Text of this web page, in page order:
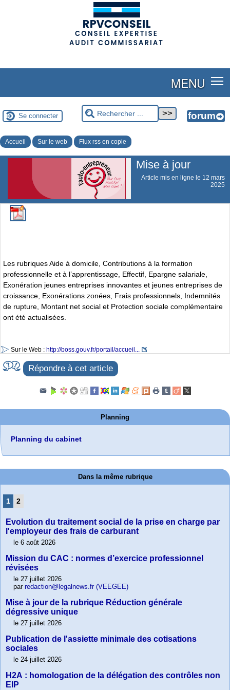
MENU
Se connecter
Accueil Sur le web Flux rss en copie
Mise à jour
Article mis en ligne le 12 mars
2025
Les rubriques Aide à domicile, Contributions à la formation
professionnelle et à l’apprentissage, Effectif, Epargne salariale,
Exonération jeunes entreprises innovantes et jeunes entreprises de
croissance, Exonérations zonées, Frais professionnels, Indemnités
de rupture, Montant net social et Protection sociale complémentaire
ont été actualisées.
Sur le Web : http://boss.gouv.fr/portail/accueil...
Répondre à cet article
Planning
Planning du cabinet
Dans la même rubrique
1 2
Evolution du traitement social de la prise en charge par
l'employeur des frais de carburant
le 6 août 2026
Mission du CAC : normes d’exercice professionnel
révisées
le 27 juillet 2026
par redaction@legalnews.fr (VEEGEE)
Mise à jour de la rubrique Réduction générale
dégressive unique
le 27 juillet 2026
Publication de l'assiette minimale des cotisations
sociales
le 24 juillet 2026
H2A : homologation de la délégation des contrôles non
EIP